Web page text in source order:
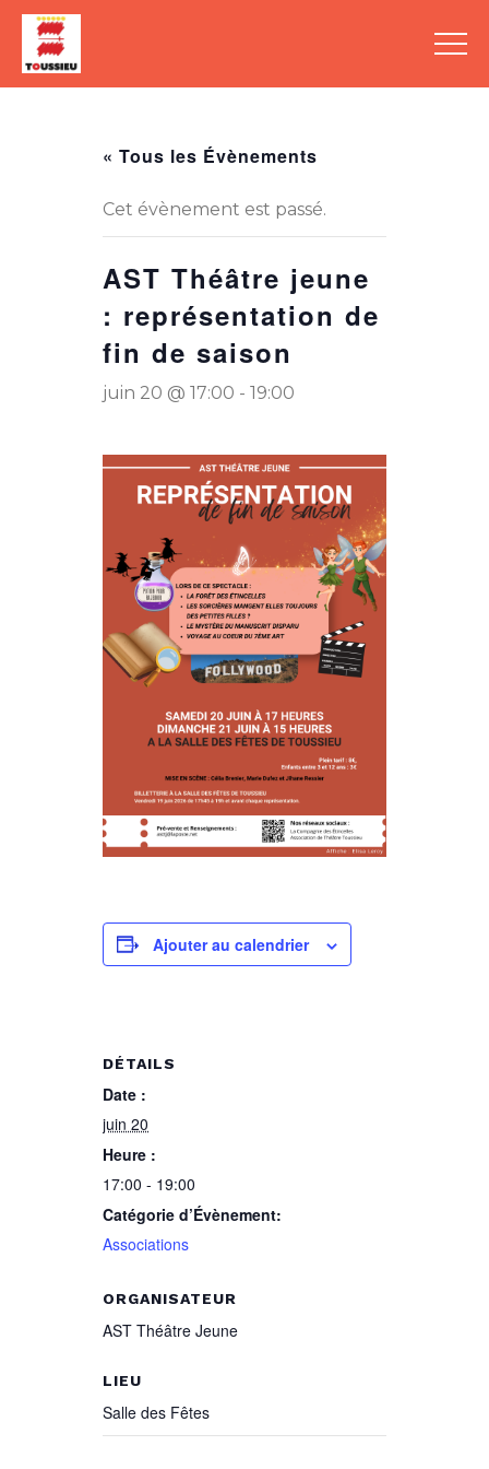
« Tous les Évènements
Cet évènement est passé.
AST Théâtre jeune
: représentation de
fin de saison
juin 20 @ 17:00 - 19:00
Ajouter au calendrier
DÉTAILS
Date :
juin 20
Heure :
17:00 - 19:00
Catégorie d’Évènement:
Associations
LIEU
Salle des Fêtes
ORGANISATEUR
AST Théâtre Jeune